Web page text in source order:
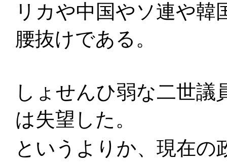
リカや中国やソ連や韓
腰抜けである。
しょせんひ弱な二世議
は失望した。
というよりか、現在の